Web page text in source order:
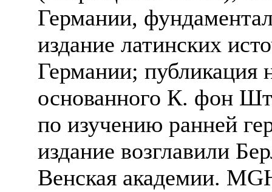
Германии,
издание латинских
Германии; публикация
основанного К. фон
по изучению ранней
издание возглавили
Венская академии.